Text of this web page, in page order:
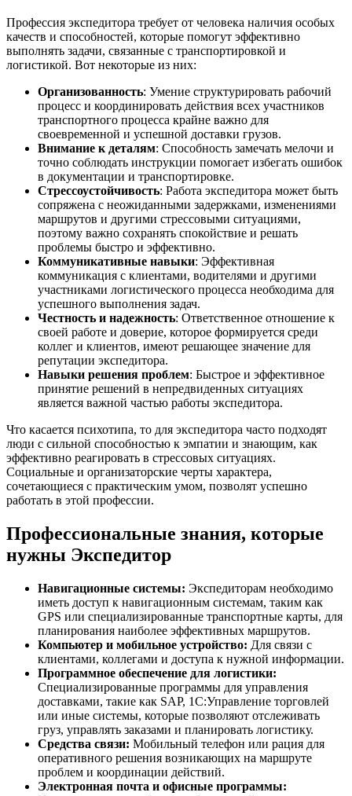
Профессия экспедитора требует от человека наличия особых
качеств и способностей, которые помогут эффективно
выполнять задачи, связанные с транспортировкой и
логистикой. Вот некоторые из них:
Организованность: Умение структурировать рабочий
процесс и координировать действия всех участников
транспортного процесса крайне важно для
своевременной и успешной доставки грузов.
Внимание к деталям: Способность замечать мелочи и
точно соблюдать инструкции помогает избегать ошибок
в документации и транспортировке.
Стрессоустойчивость: Работа экспедитора может быть
сопряжена с неожиданными задержками, изменениями
маршрутов и другими стрессовыми ситуациями,
поэтому важно сохранять спокойствие и решать
проблемы быстро и эффективно.
Коммуникативные навыки: Эффективная
коммуникация с клиентами, водителями и другими
участниками логистического процесса необходима для
успешного выполнения задач.
Честность и надежность: Ответственное отношение к
своей работе и доверие, которое формируется среди
коллег и клиентов, имеют решающее значение для
репутации экспедитора.
Навыки решения проблем: Быстрое и эффективное
принятие решений в непредвиденных ситуациях
является важной частью работы экспедитора.
Что касается психотипа, то для экспедитора часто подходят
люди с сильной способностью к эмпатии и знающим, как
эффективно реагировать в стрессовых ситуациях.
Социальные и организаторские черты характера,
сочетающиеся с практическим умом, позволят успешно
работать в этой профессии.
Профессиональные знания, которые
нужны Экспедитор
Навигационные системы: Экспедиторам необходимо
иметь доступ к навигационным системам, таким как
GPS или специализированные транспортные карты, для
планирования наиболее эффективных маршрутов.
Компьютер и мобильное устройство: Для связи с
клиентами, коллегами и доступа к нужной информации.
Программное обеспечение для логистики:
Специализированные программы для управления
доставками, такие как SAP, 1С:Управление торговлей
или иные системы, которые позволяют отслеживать
груз, управлять заказами и планировать логистику.
Средства связи: Мобильный телефон или рация для
оперативного решения возникающих на маршруте
проблем и координации действий.
Электронная почта и офисные программы: